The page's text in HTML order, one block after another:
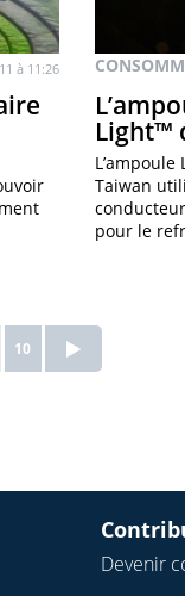
à 11:26
Light™
Taiwan
pour le
10
Devenir